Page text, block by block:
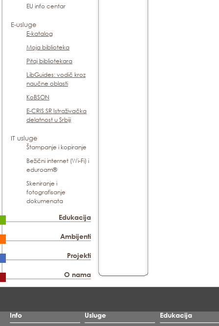
EU info centar
E-usluge
E-katalog
Moja biblioteka
Pitaj bibliotekara
LibGuides: vodič kroz
naučne oblasti
KoBSON
E-CRIS.SR Istraživačka
delatnost u Srbiji
IT usluge
Štampanje i kopiranje
Bežični internet (Wi-Fi) i
eduroam®
Skeniranje i
fotografisanje
dokumenata
Edukacija
Ambijenti
Projekti
O nama
Info
Usluge
Edukacija